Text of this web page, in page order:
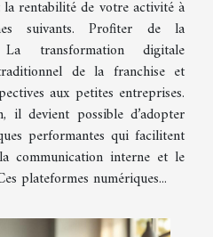
rentabilité de votre activité à
suivants. Profiter de la
transformation digitale
de la franchise et
aux petites entreprises.
il devient possible d’adopter
performantes qui facilitent
communication interne et le
plateformes numériques...